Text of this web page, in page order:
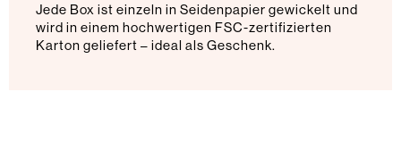
Jede Box ist einzeln in Seidenpapier gewickelt und
wird in einem hochwertigen FSC-zertifizierten
Karton geliefert – ideal als Geschenk.